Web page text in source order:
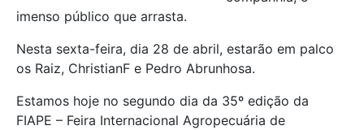
imenso público que arrasta.
Nesta sexta-feira, dia 28 de abril, estarão em palco
os Raiz, ChristianF e Pedro Abrunhosa.
Estamos hoje no segundo dia da 35º edição da
FIAPE – Feira Internacional Agropecuária de